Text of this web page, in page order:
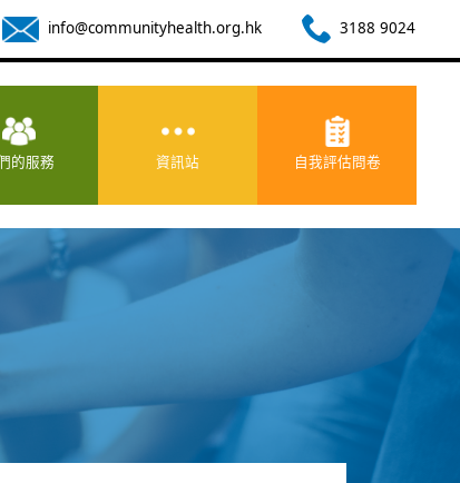
info@communityhealth.org.hk 3188 9024
的服務 資訊站 自我評估問卷